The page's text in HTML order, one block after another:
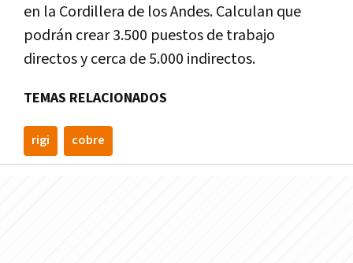
en la Cordillera de los Andes. Calculan que
podrán crear 3.500 puestos de trabajo
directos y cerca de 5.000 indirectos.
TEMAS RELACIONADOS
rigi cobre